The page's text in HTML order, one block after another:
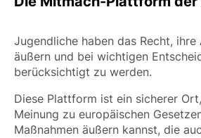
Jugendliche haben das Recht, ihre
äußern und bei wichtigen
berücksichtigt zu werden.
Diese Plattform ist ein sicherer
Meinung zu europäischen
Maßnahmen äußern kannst, die